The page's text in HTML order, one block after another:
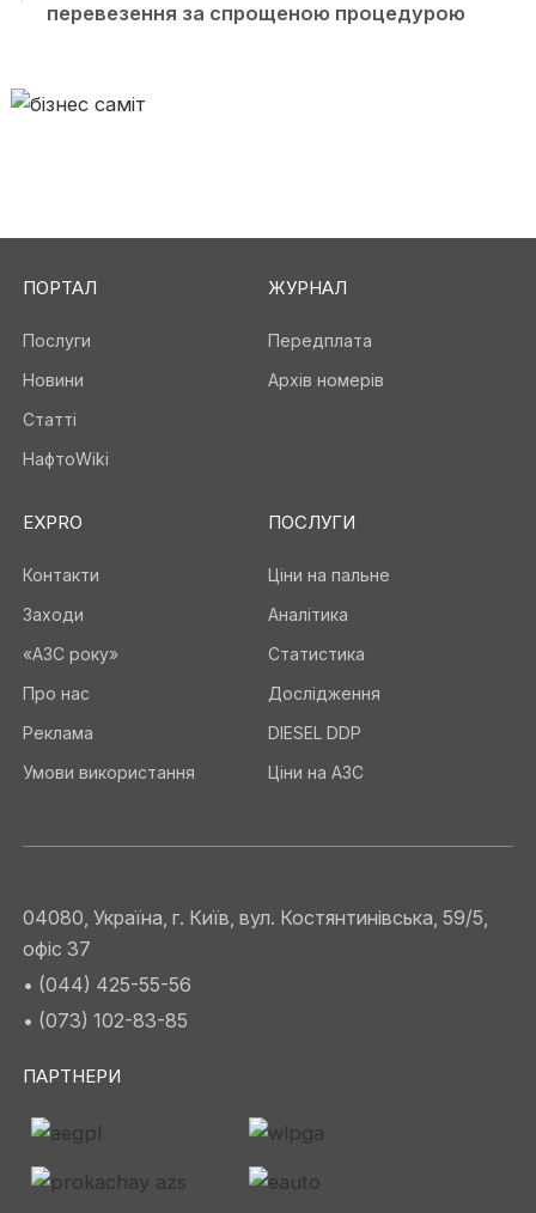
перевезення за спрощеною процедурою
ПОРТАЛ
Послуги
Новини
Статті
НафтоWiki
ЖУРНАЛ
Передплата
Архів номерів
EXPRO
Контакти
Заходи
«АЗС року»
Про нас
Реклама
Умови використання
ПОСЛУГИ
Ціни на пальне
Аналітика
Статистика
Дослідження
DIESEL DDP
Ціни на АЗС
04080, Україна, г. Київ, вул. Костянтинівська, 59/5,
офіс 37
• (044) 425-55-56
• (073) 102-83-85
ПАРТНЕРИ